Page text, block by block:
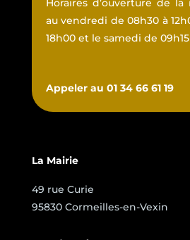
Horaires d’ouverture de
au vendredi de 08h30 à
18h00 et le samedi de 09h15
Appeler au 01 34 66 61 19
La Mairie
49 rue Curie
95830 Cormeilles-en-Vexin